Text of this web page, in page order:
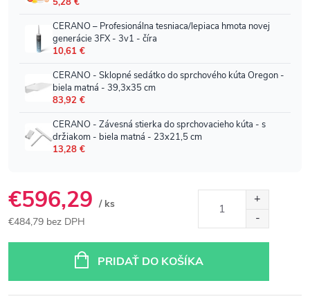
€596,29 / ks
€484,79 bez DPH
PRIDAŤ DO KOŠÍKA